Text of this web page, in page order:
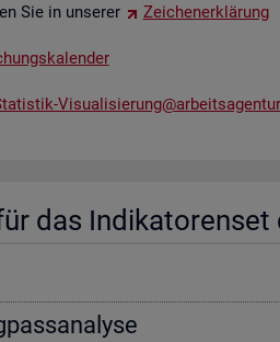
Sie in un­se­rer Zei­chen­er­klä­rung
das